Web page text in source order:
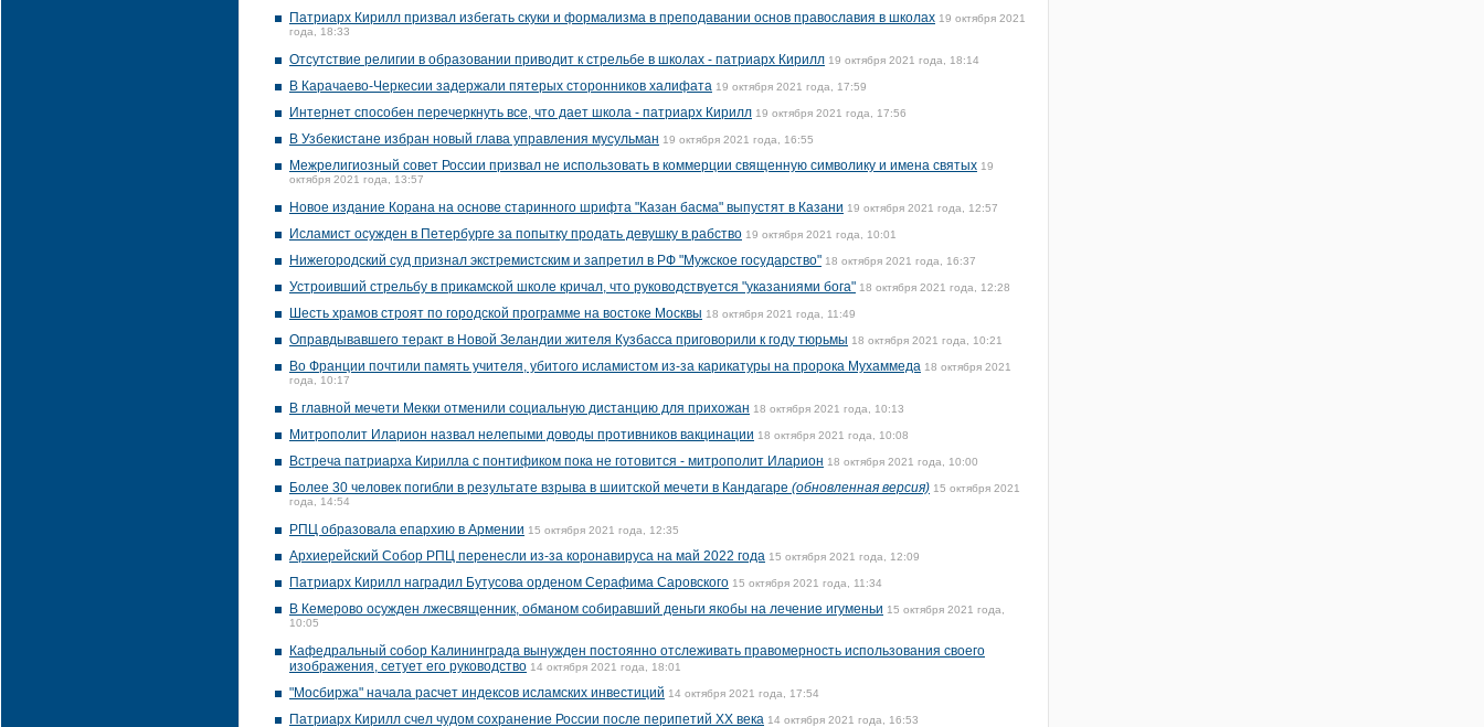
Патриарх Кирилл призвал избегать скуки и формализма в преподавании основ православия в школах 19 октября 2021
года, 18:33
Отсутствие религии в образовании приводит к стрельбе в школах - патриарх Кирилл 19 октября 2021 года, 18:14
В Карачаево-Черкесии задержали пятерых сторонников халифата 19 октября 2021 года, 17:59
Интернет способен перечеркнуть все, что дает школа - патриарх Кирилл 19 октября 2021 года, 17:56
В Узбекистане избран новый глава управления мусульман 19 октября 2021 года, 16:55
Межрелигиозный совет России призвал не использовать в коммерции священную символику и имена святых 19
октября 2021 года, 13:57
Новое издание Корана на основе старинного шрифта "Казан басма" выпустят в Казани 19 октября 2021 года, 12:57
Исламист осужден в Петербурге за попытку продать девушку в рабство 19 октября 2021 года, 10:01
Нижегородский суд признал экстремистским и запретил в РФ "Мужское государство" 18 октября 2021 года, 16:37
Устроивший стрельбу в прикамской школе кричал, что руководствуется "указаниями бога" 18 октября 2021 года, 12:28
Шесть храмов строят по городской программе на востоке Москвы 18 октября 2021 года, 11:49
Оправдывавшего теракт в Новой Зеландии жителя Кузбасса приговорили к году тюрьмы 18 октября 2021 года, 10:21
Во Франции почтили память учителя, убитого исламистом из-за карикатуры на пророка Мухаммеда 18 октября 2021
года, 10:17
В главной мечети Мекки отменили социальную дистанцию для прихожан 18 октября 2021 года, 10:13
Митрополит Иларион назвал нелепыми доводы противников вакцинации 18 октября 2021 года, 10:08
Встреча патриарха Кирилла с понтификом пока не готовится - митрополит Иларион 18 октября 2021 года, 10:00
Более 30 человек погибли в результате взрыва в шиитской мечети в Кандагаре (обновленная версия) 15 октября 2021
года, 14:54
РПЦ образовала епархию в Армении 15 октября 2021 года, 12:35
Архиерейский Собор РПЦ перенесли из-за коронавируса на май 2022 года 15 октября 2021 года, 12:09
Патриарх Кирилл наградил Бутусова орденом Серафима Саровского 15 октября 2021 года, 11:34
В Кемерово осужден лжесвященник, обманом собиравший деньги якобы на лечение игуменьи 15 октября 2021 года,
10:05
Кафедральный собор Калининграда вынужден постоянно отслеживать правомерность использования своего
изображения, сетует его руководство 14 октября 2021 года, 18:01
"Мосбиржа" начала расчет индексов исламских инвестиций 14 октября 2021 года, 17:54
Патриарх Кирилл счел чудом сохранение России после перипетий XX века 14 октября 2021 года, 16:53